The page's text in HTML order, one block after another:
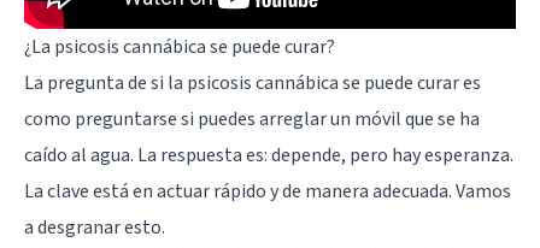
¿La psicosis cannábica se puede curar?
La pregunta de si la psicosis cannábica se puede curar es
como preguntarse si puedes arreglar un móvil que se ha
caído al agua. La respuesta es: depende, pero hay esperanza.
La clave está en actuar rápido y de manera adecuada. Vamos
a desgranar esto.